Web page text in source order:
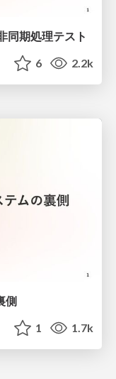
同期処理テスト
6 2.2k
側
1 1.7k